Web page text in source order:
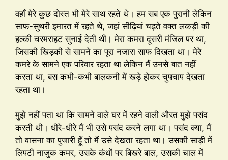
वहाँ मेरे कुछ दोस्त भी मेरे साथ रहते थे। हम सब एक पुरानी लेकिन
साफ-सुथरी इमारत में रहते थे, जहां सीढ़ियां चढ़ते वक्त लकड़ी की
हल्की चरमराहट सुनाई देती थी। मेरा कमरा दूसरी मंजिल पर था,
जिसकी खिड़की से सामने का पूरा नजारा साफ दिखता था। मेरे
कमरे के सामने एक परिवार रहता था लेकिन मैं उनसे बात नहीं
करता था, बस कभी-कभी बालकनी में खड़े होकर चुपचाप देखता
रहता था।
मुझे नहीं पता था कि सामने वाले घर में रहने वाली औरत मुझे पसंद
करती थी। धीरे-धीरे मैं भी उसे पसंद करने लगा था। पसंद क्या, मैं
तो वासना का पुजारी हूँ तो मैं उसे देखता रहता था। उसकी साड़ी में
लिपटी नाजुक कमर, उसके कंधों पर बिखरे बाल, उसकी चाल में